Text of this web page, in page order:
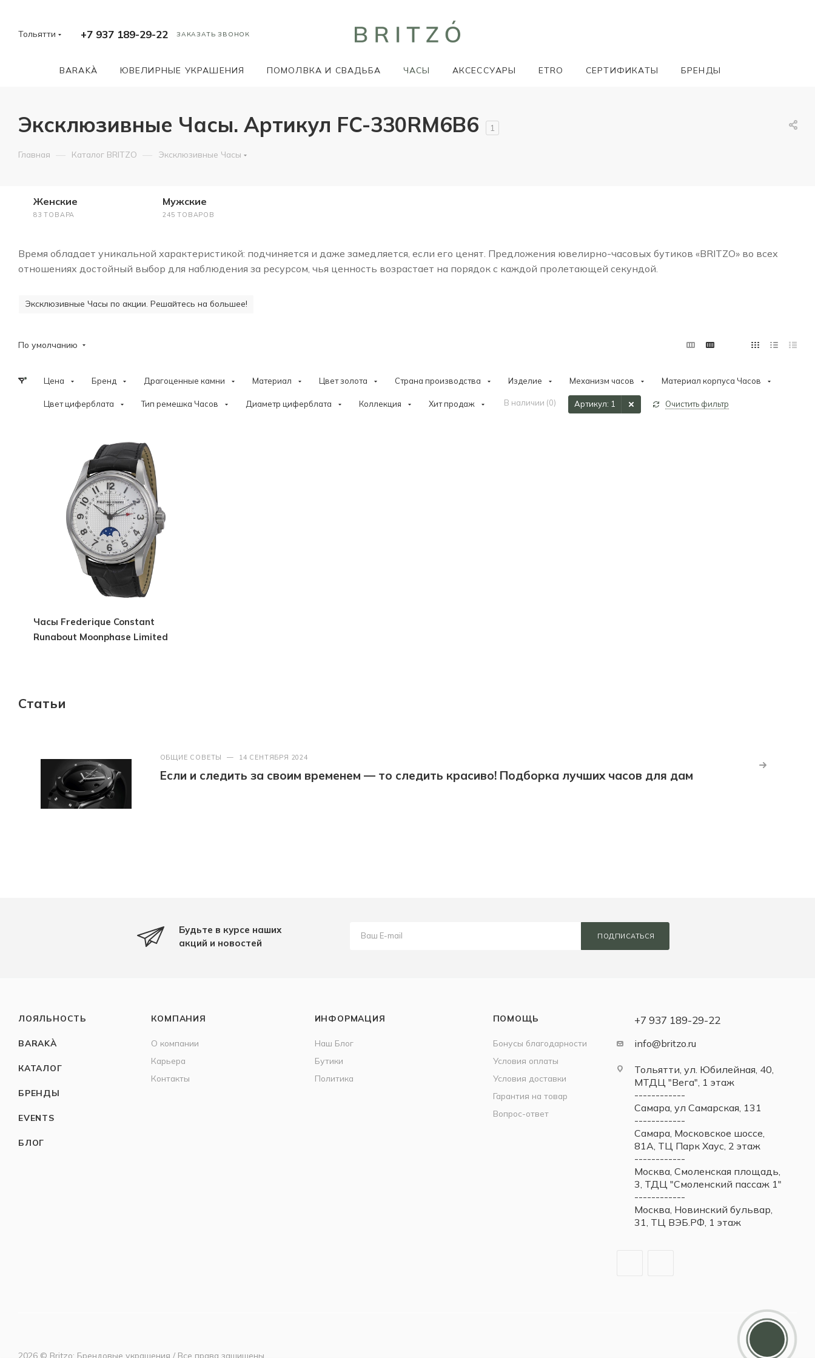
Тольятти +7 937 189-29-22 ЗАКАЗАТЬ ЗВОНОК
BARAKÀ ЮВЕЛИРНЫЕ УКРАШЕНИЯ ПОМОЛВКА И СВАДЬБА ЧАСЫ АКСЕССУАРЫ ETRO СЕРТИФИКАТЫ БРЕНДЫ
Эксклюзивные Часы. Артикул FC-330RM6B6 1
Главная — Каталог BRITZO — Эксклюзивные Часы
Женские
83 ТОВАРА
Мужские
245 ТОВАРОВ
Время обладает уникальной характеристикой: подчиняется и даже замедляется, если его ценят. Предложения ювелирно-часовых бутиков «BRITZO» во всех
отношениях достойный выбор для наблюдения за ресурсом, чья ценность возрастает на порядок с каждой пролетающей секундой.
Эксклюзивные Часы по акции. Решайтесь на большее!
По умолчанию
Цена Бренд Драгоценные камни Материал Цвет золота Страна производства Изделие Механизм часов Материал корпуса Часов
Цвет циферблата Тип ремешка Часов Диаметр циферблата Коллекция Хит продаж В наличии (0) Артикул: 1 Очистить фильтр
Часы Frederique Constant
Runabout Moonphase Limited
Статьи
ОБЩИЕ СОВЕТЫ — 14 СЕНТЯБРЯ 2024
Если и следить за своим временем — то следить красиво! Подборка лучших часов для дам
Будьте в курсе наших
акций и новостей
ПОДПИСАТЬСЯ
ЛОЯЛЬНОСТЬ
BARAKÀ
КАТАЛОГ
БРЕНДЫ
EVENTS
БЛОГ
КОМПАНИЯ
О компании
Карьера
Контакты
ИНФОРМАЦИЯ
Наш Блог
Бутики
Политика
ПОМОЩЬ
Бонусы благодарности
Условия оплаты
Условия доставки
Гарантия на товар
Вопрос-ответ
+7 937 189-29-22
info@britzo.ru
Тольятти, ул. Юбилейная, 40,
МТДЦ "Вега", 1 этаж
------------
Самара, ул Самарская, 131
------------
Самара, Московское шоссе,
81А, ТЦ Парк Хаус, 2 этаж
------------
Москва, Смоленская площадь,
3, ТДЦ "Смоленский пассаж 1"
------------
Москва, Новинский бульвар,
31, ТЦ ВЭБ.РФ, 1 этаж
2026 © Britzo: Брендовые украшения / Все права защищены